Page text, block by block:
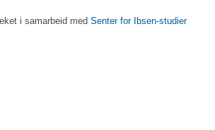
i samarbeid med Senter for Ibsen-studier